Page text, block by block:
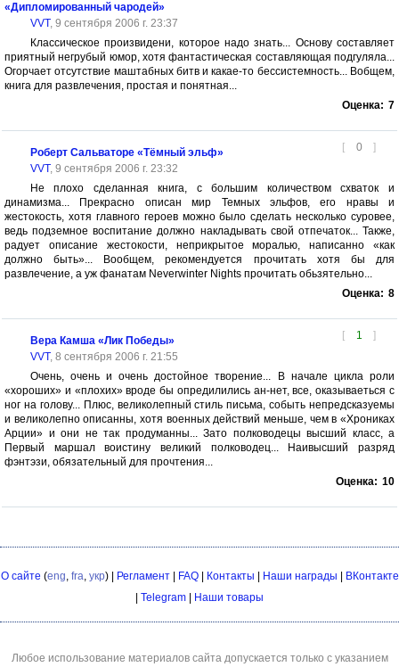
«Дипломированный чародей»
VVT, 9 сентября 2006 г. 23:37
Классическое произвидени, которое надо знать... Основу составляет
приятный негрубый юмор, хотя фантастическая составляющая подгуляла...
Огорчает отсутствие маштабных битв и какае-то бессистемность... Вобщем,
книга для развлечения, простая и понятная...
Оценка: 7
[ 0 ]
Роберт Сальваторе «Тёмный эльф»
VVT, 9 сентября 2006 г. 23:32
Не плохо сделанная книга, с большим количеством схваток и
динамизма... Прекрасно описан мир Темных эльфов, его нравы и
жестокость, хотя главного героев можно было сделать несколько суровее,
ведь подземное воспитание должно накладывать свой отпечаток... Также,
радует описание жестокости, неприкрытое моралью, написанно «как
должно быть»... Вообщем, рекомендуется прочитать хотя бы для
развлечение, а уж фанатам Neverwinter Nights прочитать обьзятельно...
Оценка: 8
[ 1 ]
Вера Камша «Лик Победы»
VVT, 8 сентября 2006 г. 21:55
Очень, очень и очень достойное творение... В начале цикла роли
«хороших» и «плохих» вроде бы опредилились ан-нет, все, оказываеться с
ног на голову... Плюс, великолепный стиль письма, событь непредсказуемы
и великолепно описанны, хотя военных действий меньше, чем в «Хрониках
Арции» и они не так продуманны... Зато полководецы высший класс, а
Первый маршал воистину великий полководец... Наивысший разряд
фэнтэзи, обязательный для прочтения...
Оценка: 10
О сайте (eng, fra, укр) | Регламент| FAQ| Контакты Наши награды
ВКонтакте
Telegram Наши товары
Любое использование материалов сайта допускается только с указанием